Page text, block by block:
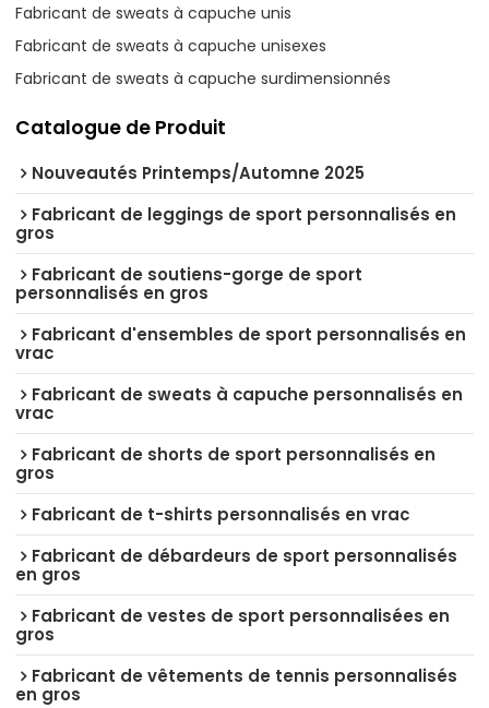
Fabricant de sweats à capuche unis
Fabricant de sweats à capuche unisexes
Fabricant de sweats à capuche surdimensionnés
Catalogue de Produit
Nouveautés Printemps/Automne 2025
Fabricant de leggings de sport personnalisés en
gros
Fabricant de soutiens-gorge de sport
personnalisés en gros
Fabricant d'ensembles de sport personnalisés en
vrac
Fabricant de sweats à capuche personnalisés en
vrac
Fabricant de shorts de sport personnalisés en
gros
Fabricant de t-shirts personnalisés en vrac
Fabricant de débardeurs de sport personnalisés
en gros
Fabricant de vestes de sport personnalisées en
gros
Fabricant de vêtements de tennis personnalisés
en gros